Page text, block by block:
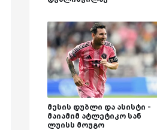
მესის დუბლი და ასისტი -
მაიამიმ ატლეტიკო სან
ლუისს მოუგო